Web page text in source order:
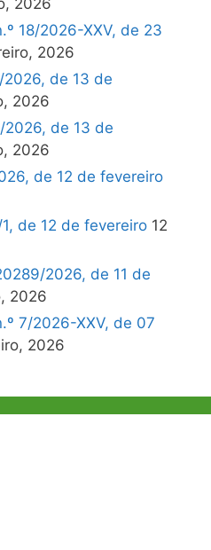
2026
18/2026-XXV, de 23
2026
2026, de 13 de
2026
de 13 de
2026
de 12 de fevereiro
de 12 de fevereiro 12
2026, de 11 de
2026
7/2026-XXV, de 07
2026